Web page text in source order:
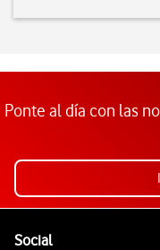
Ponte al día con las
SocialEnlaces a las